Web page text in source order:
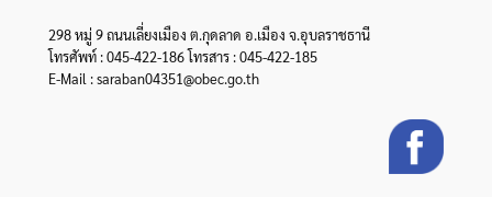
298 หมู่ 9 ถนนเลี่ยงเมือง ต.กุดลาด อ.เมือง จ.อุบลราชธานี
โทรศัพท์ : 045-422-186 โทรสาร : 045-422-185
E-Mail : saraban04351@obec.go.th